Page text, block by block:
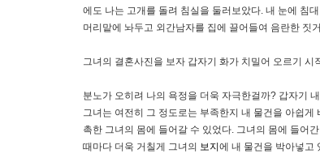
에도 나는 고개를 돌려 침실을 둘러보았다. 내 눈에 침
머리맡에 놔두고 외간남자를 집에 끌어들여 음란한 짓
그녀의 결혼사진을 보자 갑자기 화가 치밀어 오르기
분노가 오히려 나의 욕정을 더욱 자극한걸까? 갑자기
그녀는 여전히 그 정도로는 부족한지 내 물건을 아쉽
촉한 그녀의 몸에 들어갈 수 있었다. 그녀의 몸에 들어
때마다 더욱 거칠게 그녀의 보지 에 내 물건을 박아넣고